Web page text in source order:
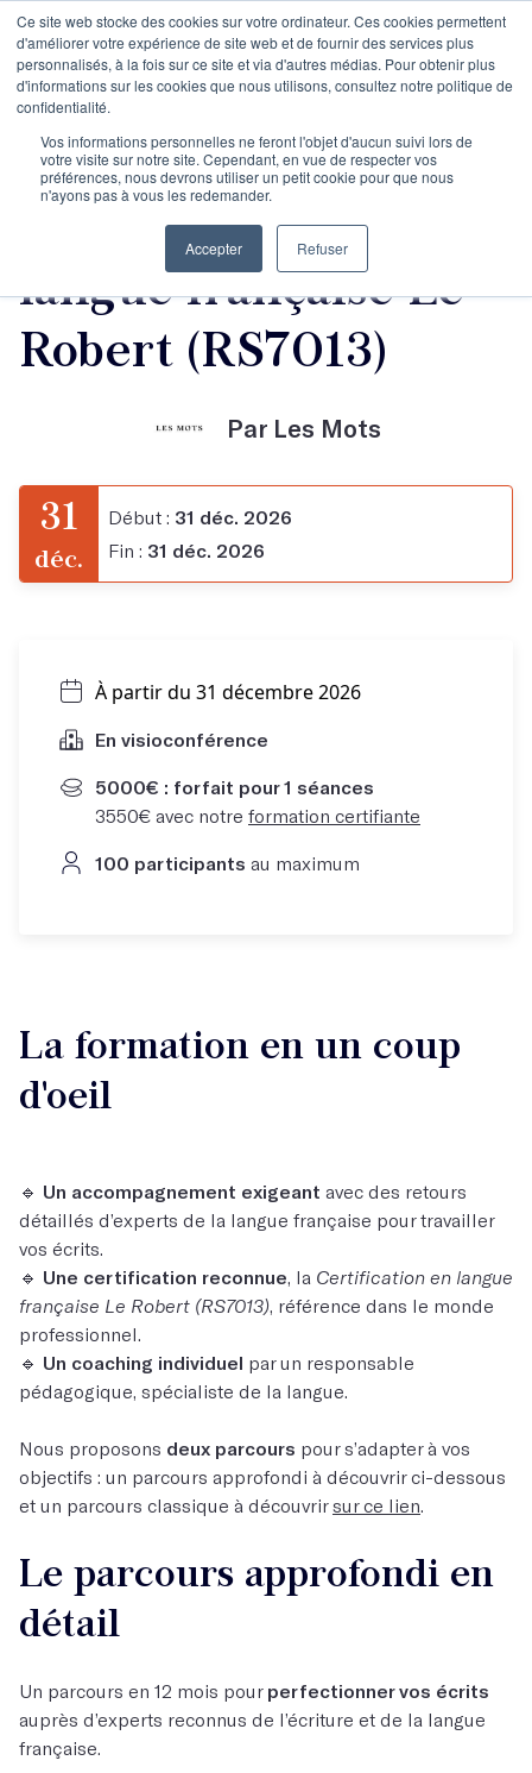
Ce site web stocke des cookies sur votre ordinateur. Ces cookies permettent
d'améliorer votre expérience de site web et de fournir des services plus
personnalisés, à la fois sur ce site et via d'autres médias. Pour obtenir plus
d'informations sur les cookies que nous utilisons, consultez notre politique de
confidentialité.
Vos informations personnelles ne feront l'objet d'aucun suivi lors de
votre visite sur notre site. Cependant, en vue de respecter vos
préférences, nous devrons utiliser un petit cookie pour que nous
n'ayons pas à vous les redemander.
Accepter Refuser
Maitriser ses écrits
Certification en
langue française Le
Robert (RS7013)
Par Les Mots
31
déc.
Début : 31 déc. 2026
Fin : 31 déc. 2026
À partir du 31 décembre 2026
En visioconférence
5000€ : forfait pour 1 séances
3550€ avec notre formation certifiante
100 participants au maximum
La formation en un coup
d'oeil
🔹 Un accompagnement exigeant avec des retours
détaillés d’experts de la langue française pour travailler
vos écrits.
🔹 Une certification reconnue, la Certification en langue
française Le Robert (RS7013), référence dans le monde
professionnel.
🔹 Un coaching individuel par un responsable
pédagogique, spécialiste de la langue.
Nous proposons deux parcours pour s’adapter à vos
objectifs : un parcours approfondi à découvrir ci-dessous
et un parcours classique à découvrirsur ce lien.
Le parcours approfondi en
détail
Un parcours en 12 mois pour perfectionner vos écrits
auprès d’experts reconnus de l’écriture et de la langue
française.